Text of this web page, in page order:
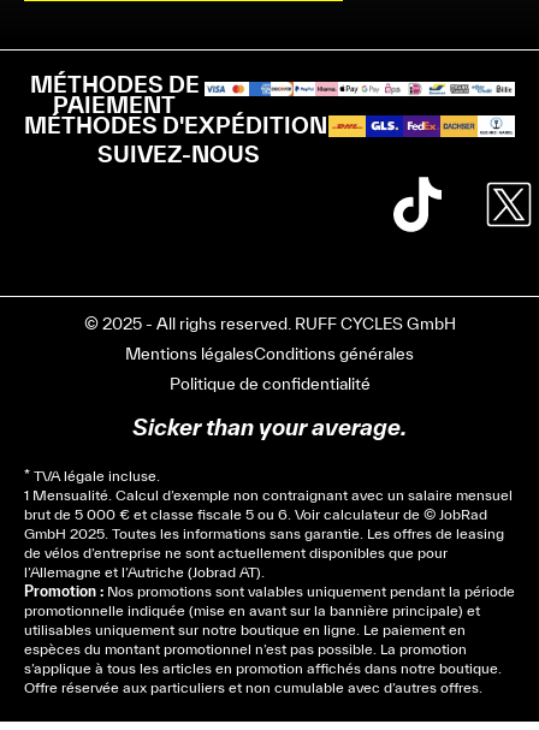
MÉTHODES DE
PAIEMENT
MÉTHODES D'EXPÉDITION
SUIVEZ-NOUS
© 2025 - All righs reserved. RUFF CYCLES GmbH
Mentions légalesConditions générales
Politique de confidentialité
Sicker than your average.
* TVA légale incluse.
1 Mensualité. Calcul d’exemple non contraignant avec un salaire mensuel
brut de 5 000 € et classe fiscale 5 ou 6. Voir calculateur de © JobRad
GmbH 2025. Toutes les informations sans garantie. Les offres de leasing
de vélos d’entreprise ne sont actuellement disponibles que pour
l’Allemagne et l’Autriche (Jobrad AT).
Promotion : Nos promotions sont valables uniquement pendant la période
promotionnelle indiquée (mise en avant sur la bannière principale) et
utilisables uniquement sur notre boutique en ligne. Le paiement en
espèces du montant promotionnel n’est pas possible. La promotion
s’applique à tous les articles en promotion affichés dans notre boutique.
Offre réservée aux particuliers et non cumulable avec d’autres offres.